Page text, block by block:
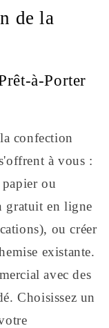
de la
à-Porter
confection
à vous :
ou
gratuit en ligne
ou créer
existante.
avec des
Choisissez un